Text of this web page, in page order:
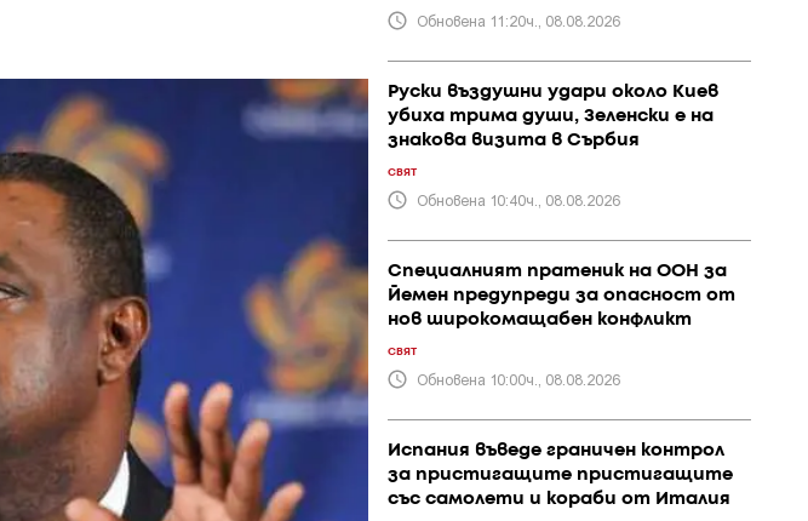
Обновена 11:20ч., 08.08.2026
Руски въздушни удари около Киев
убиха трима души, Зеленски е на
знакова визита в Сърбия
СВЯТ
Обновена 10:40ч., 08.08.2026
Специалният пратеник на ООН за
Йемен предупреди за опасност от
нов широкомащабен конфликт
СВЯТ
Обновена 10:00ч., 08.08.2026
Испания въведе граничен контрол
за пристигащите пристигащите
със самолети и кораби от Италия